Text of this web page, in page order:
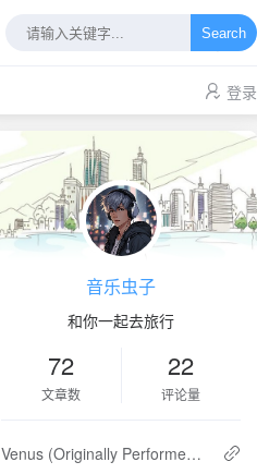
Search
登录
音乐虫子
和你一起去旅行
72
文章数
22
评论量
Venus (Originally Performed by Lady Gaga)